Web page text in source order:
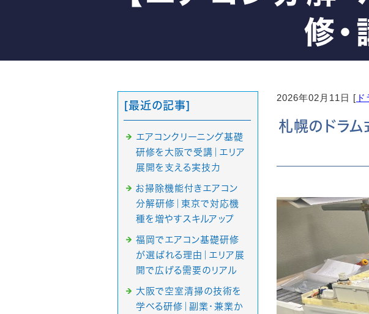
修
2026年02月11日 [
札幌のドラ
[最近の記事]
エアコンクリーニング基礎
研修を大阪で受講｜エリア
展開を支える実技力
お掃除機能付きエアコン
分解研修｜東京で対応機
種を増やすスキルアップ
福岡でエアコン基礎研修
が選ばれる理由｜エリア展
開で広げる需要のリアル
大阪で空室清掃の技術を
学べる研修｜副業・兼業か